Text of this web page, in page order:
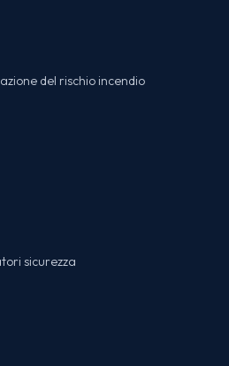
del rischio incendio
sicurezza